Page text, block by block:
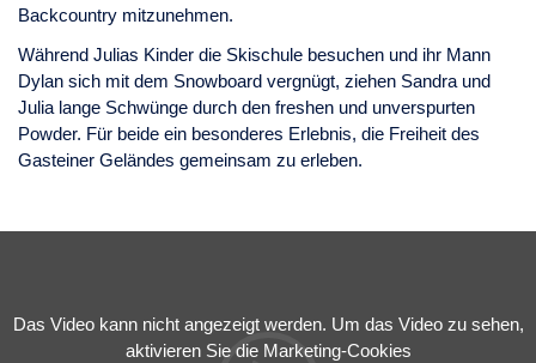
Backcountry mitzunehmen.
Während Julias Kinder die Skischule besuchen und ihr Mann
Dylan sich mit dem Snowboard vergnügt, ziehen Sandra und
Julia lange Schwünge durch den freshen und unverspurten
Powder. Für beide ein besonderes Erlebnis, die Freiheit des
Gasteiner Geländes gemeinsam zu erleben.
Das Video kann nicht angezeigt werden. Um das Video zu sehen,
aktivieren Sie die Marketing-Cookies